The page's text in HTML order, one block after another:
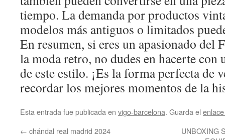
tiempo. La demanda por productos
modelos más antiguos o limitados
En resumen, si eres un apasionado del
la moda retro, no dudes en hacerte con
de este estilo. ¡Es la forma perfecta de
recordar los mejores momentos de la
Esta entrada fue publicada en vigo-barcelona. Guarda el
← chándal real madrid 2024
UNBOXING